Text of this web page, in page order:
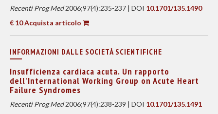
Recenti Prog Med2006;97(4):235-237 | DOI 10.1701/135.1490
€ 10 Acquista articolo
INFORMAZIONI DALLE SOCIETÀ SCIENTIFICHE
Insufficienza cardiaca acuta. Un rapporto
dell'International Working Group on Acute Heart
Failure Syndromes
Recenti Prog Med2006;97(4):238-239 | DOI 10.1701/135.1491